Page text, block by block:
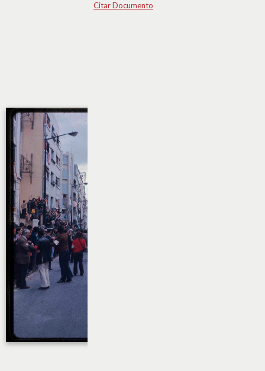
Citar Documento